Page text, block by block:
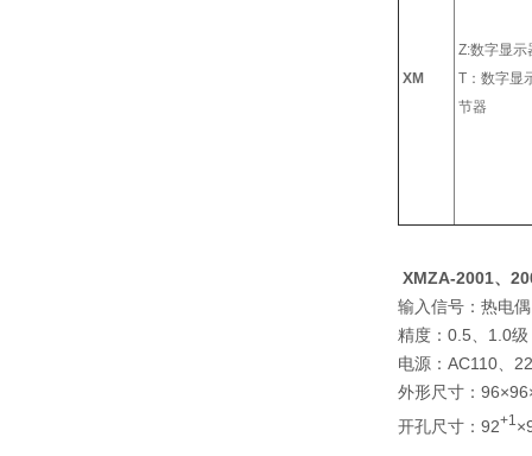
XM
Z:数字显示
T：数字显
节器
XMZA-2001、
输入信号：热电
精度：0.5、1.0级
电源：AC110、
外形尺寸：
开孔尺寸：92+1